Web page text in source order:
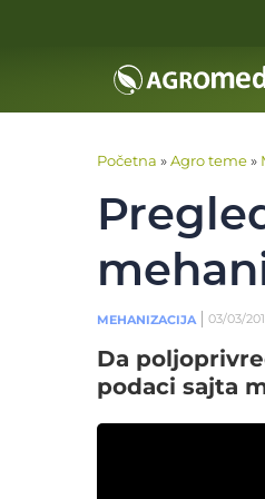
Početna »Agro teme»
MEHANIZACIJA 03/03/
Da
podaci sajta